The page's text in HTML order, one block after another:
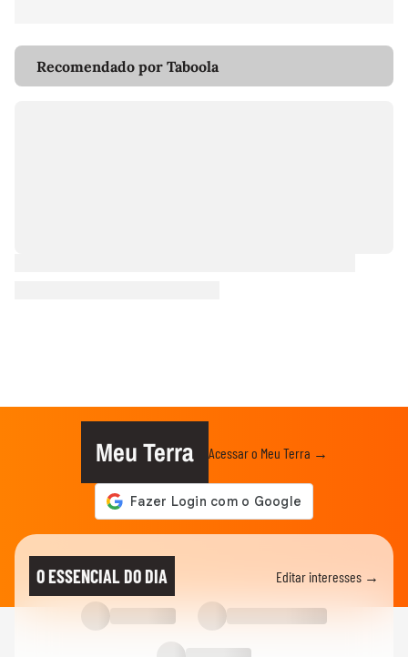
Recomendado por Taboola
Meu Terra Acessar o Meu Terra →
O ESSENCIAL DO DIA Editar interesses →